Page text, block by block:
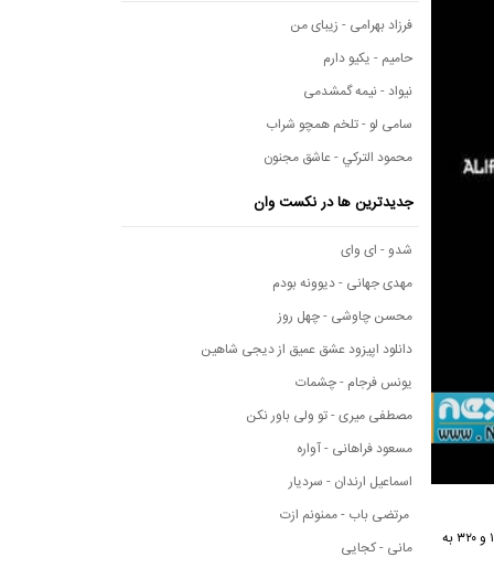
برای مشاهده متن آهنگ تو رو دوست دارم از علیرضا روزرگار و دانلود این آهنگ شنیدنی و زیبا با کیفیت ۱۲۸ و ۳۲۰ به
فرزاد بهرامی - زیبای من
حامیم - یکیو دارم
نیواد - نیمه گمشدمی
سامی لو - تلخم همچو شراب
محمود التركي - عاشق مجنون
جدیدترین ها در نکست وان
شدو - ای وای
مهدی جهانی - دیوونه بودم
محسن چاوشی - چهل روز
دانلود اپیزود عشق عمیق از دیجی شاهین
یونس فرجام - چشمات
مصطفی میری - تو ولی باور نکن
مسعود فراهانی - آواره
اسماعیل ارندان - سردیار
مرتضی باب - ممنونم ازت
مانی - کجایی